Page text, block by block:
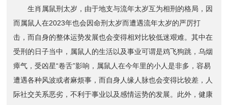
生肖属鼠刑太岁，由于地支与流年太岁互为相刑的格局，因
而属鼠人在2023年也会因命刑太岁而遭遇流年太岁的严厉打
击，而自身的整体运势发展也会变得相对比较低迷艰难。其中在
受刑的日子当中，属鼠人的生活以及事业可谓是鸡飞狗跳，乌烟
瘴气，受凶星“卷舌”影响，属鼠人在今年里的小人是非多，容易
遭遇各种风波或者麻烦事，而自身人缘人脉也会变得比较差，人
际社交关系恶劣，不利于事业以及感情运势的发展。此外，健康